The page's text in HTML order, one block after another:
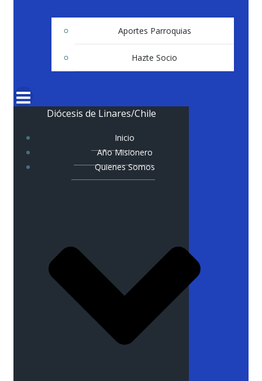
Aportes Parroquias
Hazte Socio
Diócesis de Linares/Chile
Inicio
Año Misionero
Quienes Somos